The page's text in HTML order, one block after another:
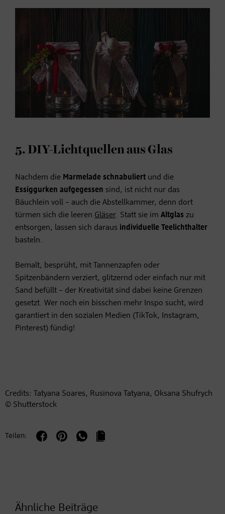
5. DIY-Lichtquellen aus Glas
Nachdem die Marmelade schnabuliert und die
Essiggurken aufgegessen sind, ist nicht nur das
Bäuchlein voll – auch die Abstellkammer, denn dort
türmen sich die leeren Gläser. Statt sie im Altglas zu
entsorgen, lassen sich daraus individuelle Teelichthalter
basteln.
Bemalt, besprüht, mit Tannenzapfen oder
Spitzenbändern verziert, glitzernd oder einfach nur mit
Sand befüllt – der Kreativität sind dabei keine Grenzen
gesetzt. Wer noch ein bisschen mehr Inspo sucht, wird
garantiert in den sozialen Medien (TikTok, Instagram,
Pinterest) fündig!
Credits: Tatyana Soares, Rusinova Tatyana, Oksana Shufrych
© Shutterstock
Teilen:
Ähnliche Beiträge